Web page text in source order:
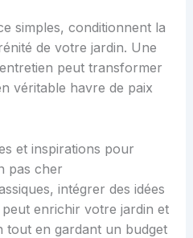
simples, conditionnent la
de votre jardin. Une
peut transformer
véritable havre de paix
et inspirations pour
pas cher
intégrer des idées
enrichir votre jardin et
en gardant un budget